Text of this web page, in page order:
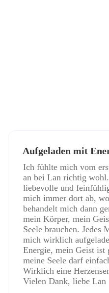
Aufgeladen mit
Ich fühlte mich vom
an bei Lan richtig
liebevolle und
mich immer dort ab,
behandelt mich dann
mein Körper, mein
Seele brauchen. Jedes
mich wirklich
Energie, mein Geist ist
meine Seele darf
Wirklich eine
Vielen Dank, liebe Lan